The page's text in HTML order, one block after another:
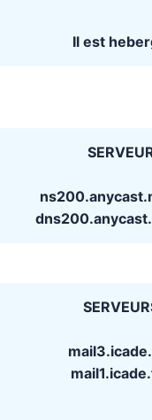
Il est